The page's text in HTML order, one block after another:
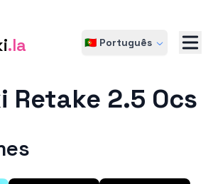
.la 🇵🇹 Português
Retake 2.5 Ocs